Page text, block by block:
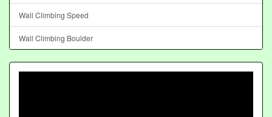
Wall Climbing Speed
Wall Climbing Boulder